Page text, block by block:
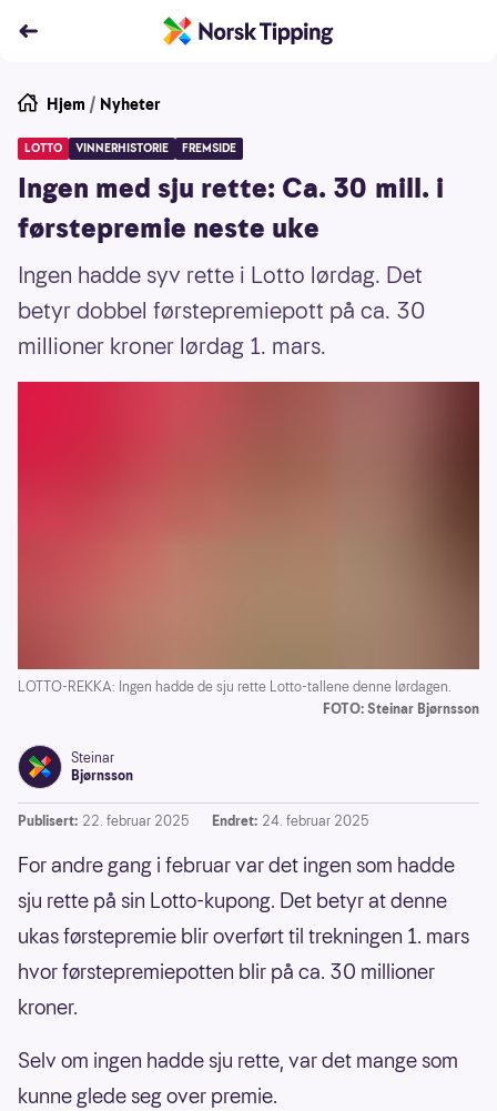
Hjem / Nyheter
LOTTO VINNERHISTORIE FREMSIDE
Ingen med sju rette: Ca. 30 mill. i
førstepremie neste uke
Ingen hadde syv rette i Lotto lørdag. Det
betyr dobbel førstepremiepott på ca. 30
millioner kroner lørdag 1. mars.
LOTTO-REKKA: Ingen hadde de sju rette Lotto-tallene denne lørdagen.
FOTO: Steinar Bjørnsson
Steinar
Bjørnsson
Publisert: 22. februar 2025 Endret: 24. februar 2025
For andre gang i februar var det ingen som hadde
sju rette på sin Lotto-kupong. Det betyr at denne
ukas førstepremie blir overført til trekningen 1. mars
hvor førstepremiepotten blir på ca. 30 millioner
kroner.
Selv om ingen hadde sju rette, var det mange som
kunne glede seg over premie.